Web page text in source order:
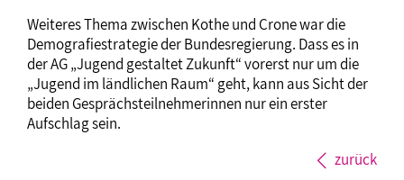
Weiteres Thema zwischen Kothe und Crone war die
Demografiestrategie der Bundesregierung. Dass es in
der AG „Jugend gestaltet Zukunft“ vorerst nur um die
„Jugend im ländlichen Raum“ geht, kann aus Sicht der
beiden Gesprächsteilnehmerinnen nur ein erster
Aufschlag sein.
zurück